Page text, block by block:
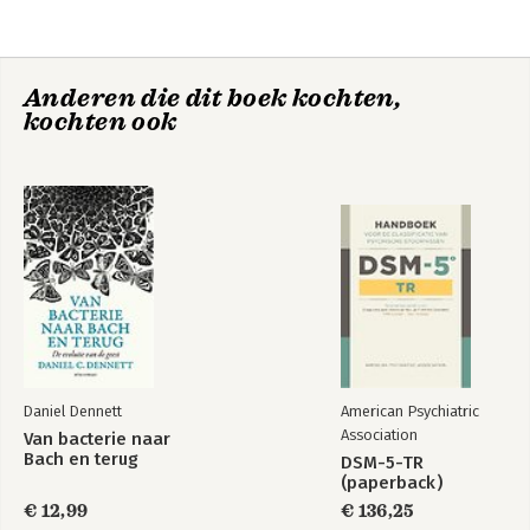
The Four Horsemen The Four Horsemen
Anderen die dit boek kochten,
kochten ook
Daniel Dennett
Van bacterie naar
Bach en terug
€ 12,99
American Psychiatric
Association
DSM-5-TR
(paperback)
€ 136,25